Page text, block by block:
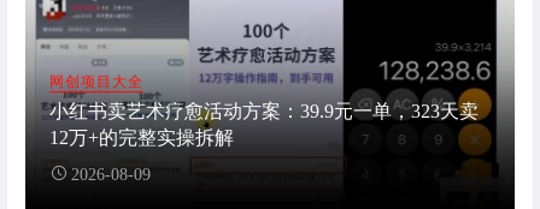
网创项目大全
小红书卖艺术疗愈活动方案：39.9元一单，323天卖
12万+的完整实操拆解
2026-08-09